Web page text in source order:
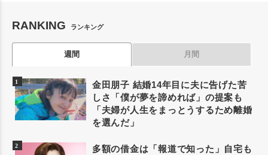
RANKING ランキング
週間 月間
金田朋子 結婚14年目に夫に告げた苦
しさ「僕が夢を諦めれば」の提案も
「夫婦が人生をまっとうするため離婚
を選んだ」
多額の借金は「報道で知った」自宅も